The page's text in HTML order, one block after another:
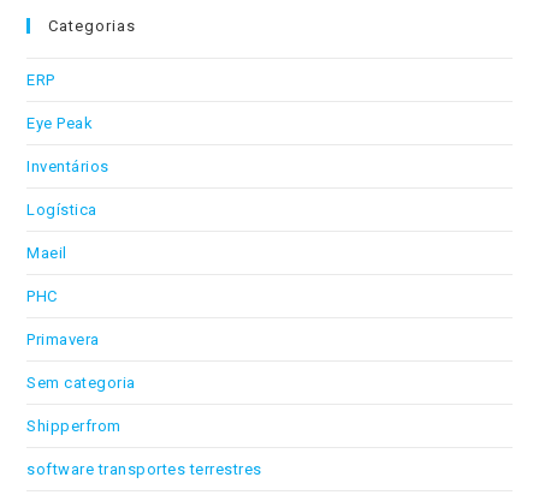
Categorias
ERP
Eye Peak
Inventários
Logística
Maeil
PHC
Primavera
Sem categoria
Shipperfrom
software transportes terrestres